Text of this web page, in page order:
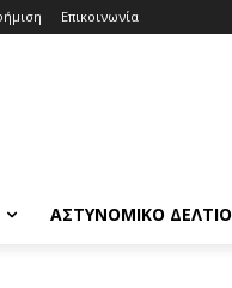
Επικοινωνία
ΑΣΤΥΝΟΜΙΚΟ ΔΕΛΤΙΟ